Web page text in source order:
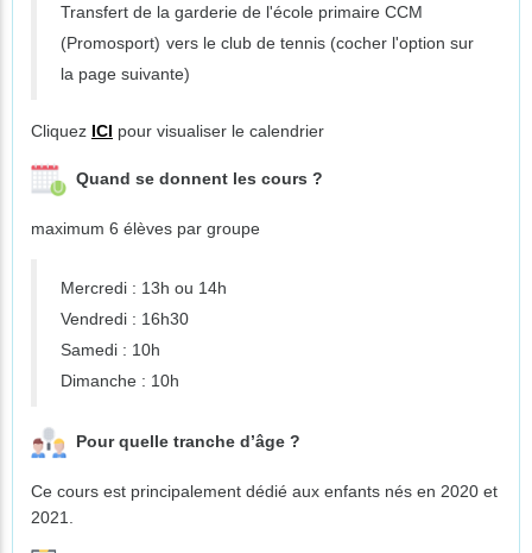
Transfert de la garderie de l'école primaire CCM
(Promosport) vers le club de tennis (cocher l'option sur
la page suivante)
Cliquez ICI pour visualiser le calendrier
Quand se donnent les cours ?
maximum 6 élèves par groupe
Mercredi : 13h ou 14h
Vendredi : 16h30
Samedi : 10h
Dimanche : 10h
Pour quelle tranche d’âge ?
Ce cours est principalement dédié aux enfants nés en 2020 et
2021.